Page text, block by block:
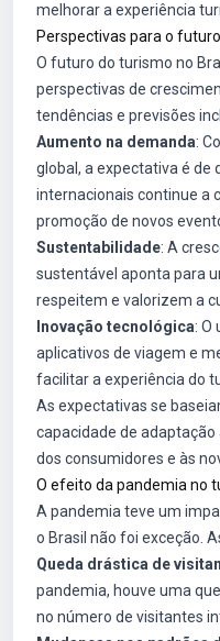
melhorar a experiência
Perspectivas para o
O futuro do turismo no
perspectivas de
tendências e previsões
Aumento na demanda:
global, a expectativa é de
internacionais continue a
promoção de novos
Sustentabilidade: A
sustentável aponta para
respeitem e valorizem a
Inovação tecnológica: O
aplicativos de viagem e
facilitar a experiência do
As expectativas se
capacidade de
dos consumidores e às
O efeito da pandemia no
A pandemia teve um
o Brasil não foi exceção.
Queda drástica de
pandemia, houve uma
no número de visitantes